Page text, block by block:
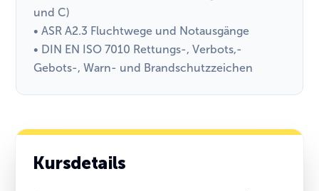
und C)
• ASR A2.3 Fluchtwege und Notausgänge
• DIN EN ISO 7010 Rettungs-, Verbots,-
Gebots-, Warn- und Brandschutzzeichen
Kursdetails